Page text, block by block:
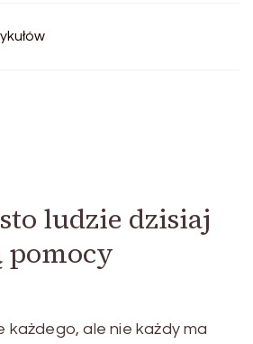
ludzie dzisiaj
pomocy
każdego, ale nie każdy ma